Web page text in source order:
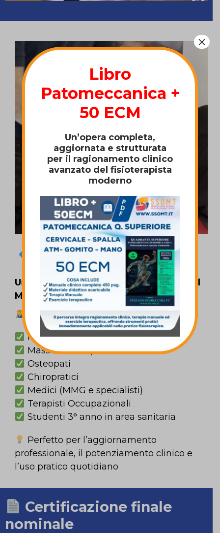
A chi è rivolto
Un Corso Pensato per Professionisti del
Movimento
DESTINATARI:
Fisioterapisti
Massofisioterapisti
Osteopati
Chiropratici
Medici (MMG e specialisti)
Terapisti Occupazionali
Studenti 3° anno in area sanitaria
Perfetto per l’aggiornamento
professionale, il potenziamento clinico e
l’uso pratico quotidiano
Certificazione finale
nominale
Libro
Patomeccanica +
50 ECM
Un’opera completa,
aggiornata e strutturata
per il ragionamento clinico
avanzato del fisioterapista
moderno
×